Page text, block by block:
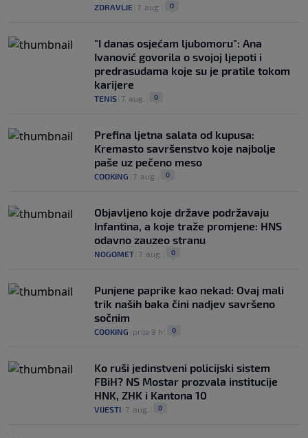
ZDRAVLJE 7. aug. 0
"I danas osjećam ljubomoru": Ana
Ivanović govorila o svojoj ljepoti i
predrasudama koje su je pratile tokom
karijere
TENIS 7. aug. 0
Prefina ljetna salata od kupusa:
Kremasto savršenstvo koje najbolje
paše uz pečeno meso
COOKING 7. aug. 0
Objavljeno koje države podržavaju
Infantina, a koje traže promjene: HNS
odavno zauzeo stranu
NOGOMET 7. aug. 0
Punjene paprike kao nekad: Ovaj mali
trik naših baka čini nadjev savršeno
sočnim
COOKING prije 9 h 0
Ko ruši jedinstveni policijski sistem
FBiH? NS Mostar prozvala institucije
HNK, ZHK i Kantona 10
VIJESTI 7. aug. 0